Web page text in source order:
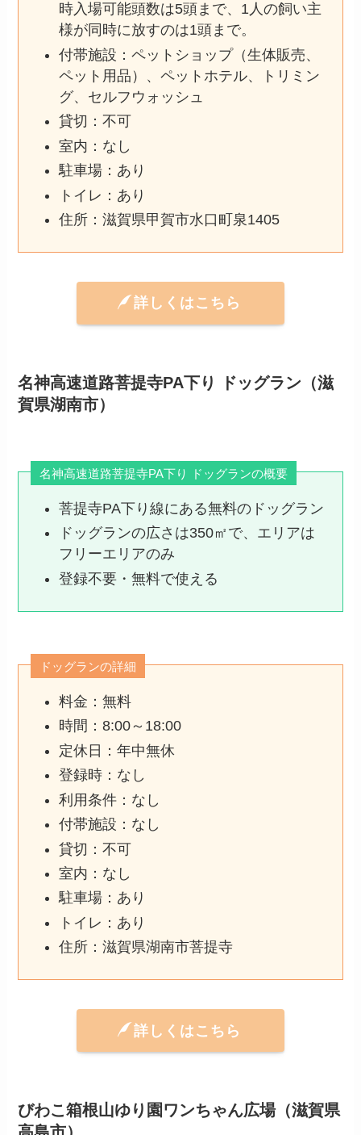
時入場可能頭数は5頭まで、1人の飼い主
様が同時に放すのは1頭まで。
付帯施設：ペットショップ（生体販売、
ペット用品）、ペットホテル、トリミン
グ、セルフウォッシュ
貸切：不可
室内：なし
駐車場：あり
トイレ：あり
住所：滋賀県甲賀市水口町泉1405
詳しくはこちら
名神高速道路菩提寺PA下り ドッグラン（滋
賀県湖南市）
名神高速道路菩提寺PA下り ドッグランの概要
菩提寺PA下り線にある無料のドッグラン
ドッグランの広さは350㎡で、エリアは
フリーエリアのみ
登録不要・無料で使える
ドッグランの詳細
料金：無料
時間：8:00～18:00
定休日：年中無休
登録時：なし
利用条件：なし
付帯施設：なし
貸切：不可
室内：なし
駐車場：あり
トイレ：あり
住所：滋賀県湖南市菩提寺
詳しくはこちら
びわこ箱根山ゆり園ワンちゃん広場（滋賀県